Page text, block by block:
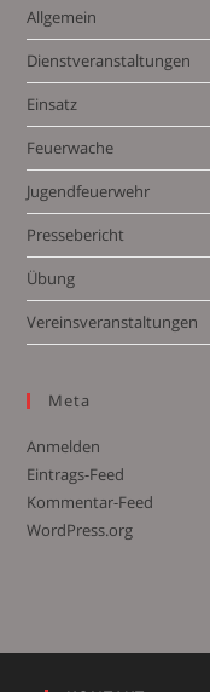
Allgemein
Dienstveranstaltungen
Einsatz
Feuerwache
Jugendfeuerwehr
Pressebericht
Übung
Vereinsveranstaltungen
Meta
Anmelden
Eintrags-Feed
Kommentar-Feed
WordPress.org